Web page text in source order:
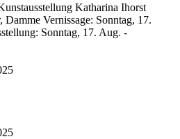
Katharina Ihorst
Vernissage: Sonntag, 17.
Sonntag, 17. Aug. -